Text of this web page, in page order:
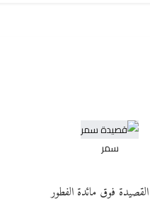
سمر
فوق مائدة الفطور